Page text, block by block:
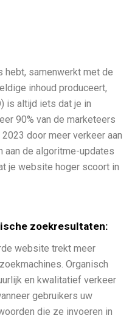
hebt, samenwerkt met de
inhoud produceert,
is altijd iets dat je in
90% van de marketeers
door meer verkeer aan
aan de algoritme-updates
je website hoger scoort in
zoekresultaten:
website trekt meer
Organisch
en kwalitatief verkeer
gebruikers uw
die ze invoeren in